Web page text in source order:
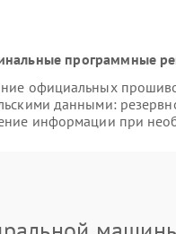
программные
официальных
данными:
информации при